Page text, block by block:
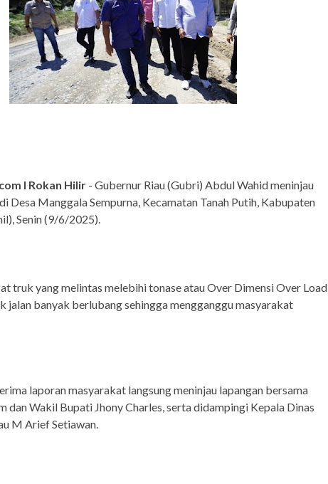
I Rokan Hilir - Gubernur Riau (Gubri) Abdul Wahid meninjau
Desa Manggala Sempurna, Kecamatan Tanah Putih, Kabupaten
Senin (9/6/2025).
truk yang melintas melebihi tonase atau Over Dimensi Over Load
jalan banyak berlubang sehingga mengganggu masyarakat
laporan masyarakat langsung meninjau lapangan bersama
dan Wakil Bupati Jhony Charles, serta didampingi Kepala Dinas
M Arief Setiawan.